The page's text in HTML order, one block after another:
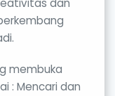
dan
membuka
: Mencari dan